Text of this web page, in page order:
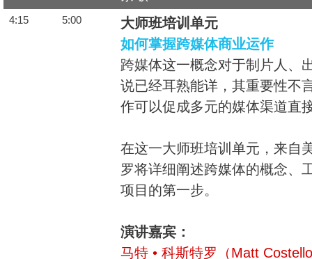
4:15 5:00
大师班培训单元
如何掌握跨媒体商业运作
跨媒体这一概念对于制片人、
说已经耳熟能详，其重要性不
作可以促成多元的媒体渠道直
在这一大师班培训单元，来自
罗将详细阐述跨媒体的概念、
项目的第一步。
演讲嘉宾：
马特 • 科斯特罗（Matt